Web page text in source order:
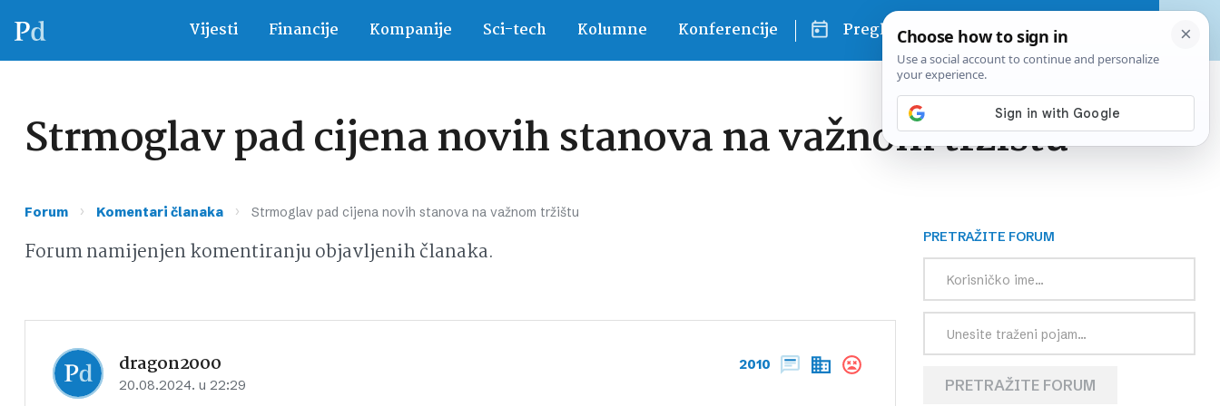
Vijesti Financije Kompanije Sci-tech Kolumne Konferencije Pregled dana
Strmoglav pad cijena novih stanova na važnom tržištu
Forum › Komentari članaka › Strmoglav pad cijena novih stanova na važnom tržištu
Forum namijenjen komentiranju objavljenih članaka.
dragon2000
20.08.2024. u 22:29
2010
PRETRAŽITE FORUM
PRETRAŽITE FORUM